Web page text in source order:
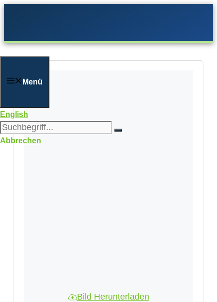
Menü
English
Abbrechen
Bild Herunterladen